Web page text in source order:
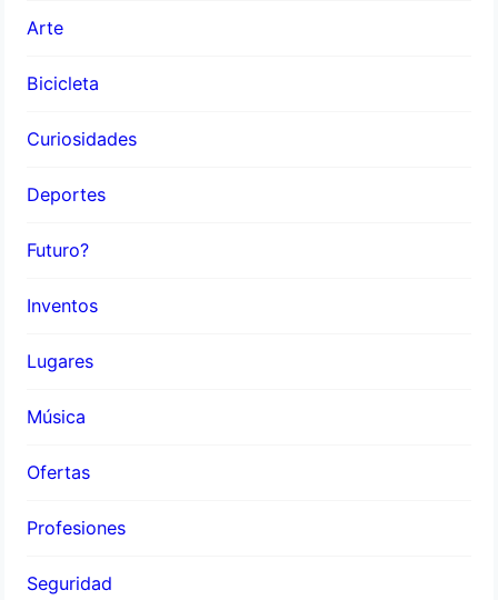
Arte
Bicicleta
Curiosidades
Deportes
Futuro?
Inventos
Lugares
Música
Ofertas
Profesiones
Seguridad